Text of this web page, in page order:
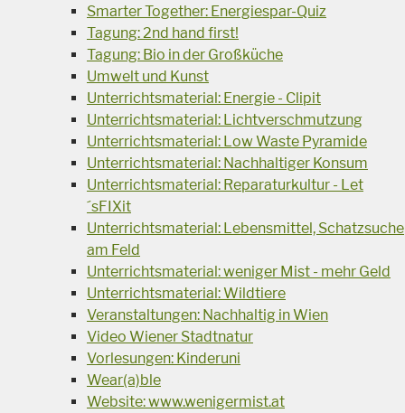
Smarter Together: Energiespar-Quiz
Tagung: 2nd hand first!
Tagung: Bio in der Großküche
Umwelt und Kunst
Unterrichtsmaterial: Energie - Clipit
Unterrichtsmaterial: Lichtverschmutzung
Unterrichtsmaterial: Low Waste Pyramide
Unterrichtsmaterial: Nachhaltiger Konsum
Unterrichtsmaterial: Reparaturkultur - Let
´sFIXit
Unterrichtsmaterial: Lebensmittel, Schatzsuche
am Feld
Unterrichtsmaterial: weniger Mist - mehr Geld
Unterrichtsmaterial: Wildtiere
Veranstaltungen: Nachhaltig in Wien
Video Wiener Stadtnatur
Vorlesungen: Kinderuni
Wear(a)ble
Website: www.wenigermist.at